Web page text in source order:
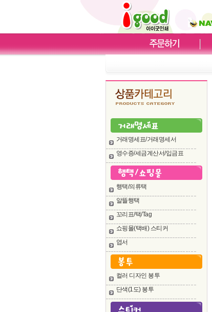
거래명세표/거래명세서
영수증/세금계산서/입금표
행택/의류택
알뜰행택
꼬리표/택/Tag
쇼핑몰(택배) 스티커
엽서
컬러 디자인 봉투
단색(1도) 봉투